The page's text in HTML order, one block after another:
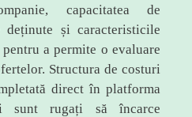
capacitatea de
și caracteristicile
a permite o evaluare
Structura de costuri
direct în platforma
sunt rugați să încarce